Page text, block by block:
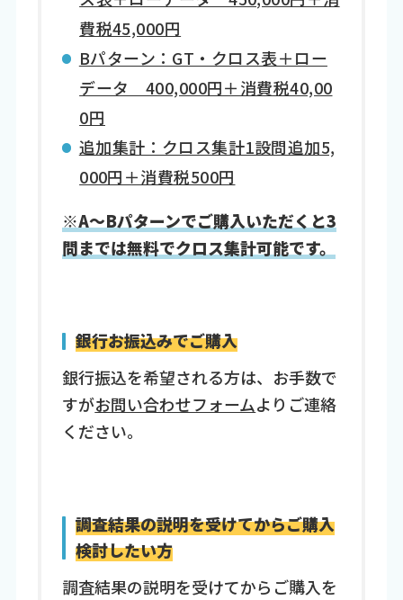
費税45,000円
Bパターン：GT・クロス表＋ロー
データ 400,000円＋消費税40,00
0円
追加集計：クロス集計1設問追加5,
000円＋消費税500円
※A～Bパターンでご購入いただくと3
問までは無料でクロス集計可能です。
銀行お振込みでご購入
銀行振込を希望される方は、お手数で
すがお問い合わせフォームよりご連絡
ください。
調査結果の説明を受けてからご購入
検討したい方
調査結果の説明を受けてからご購入を